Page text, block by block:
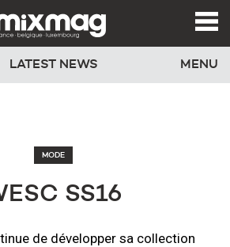
LATEST NEWS MENU
MODE
SS16
de développer sa collection